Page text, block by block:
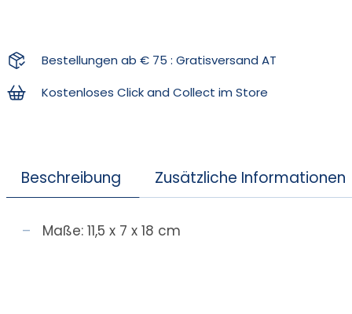
Bestellungen ab € 75 : Gratisversand AT
Kostenloses Click and Collect im Store
Beschreibung Zusätzliche Informationen
Maße: 11,5 x 7 x 18 cm